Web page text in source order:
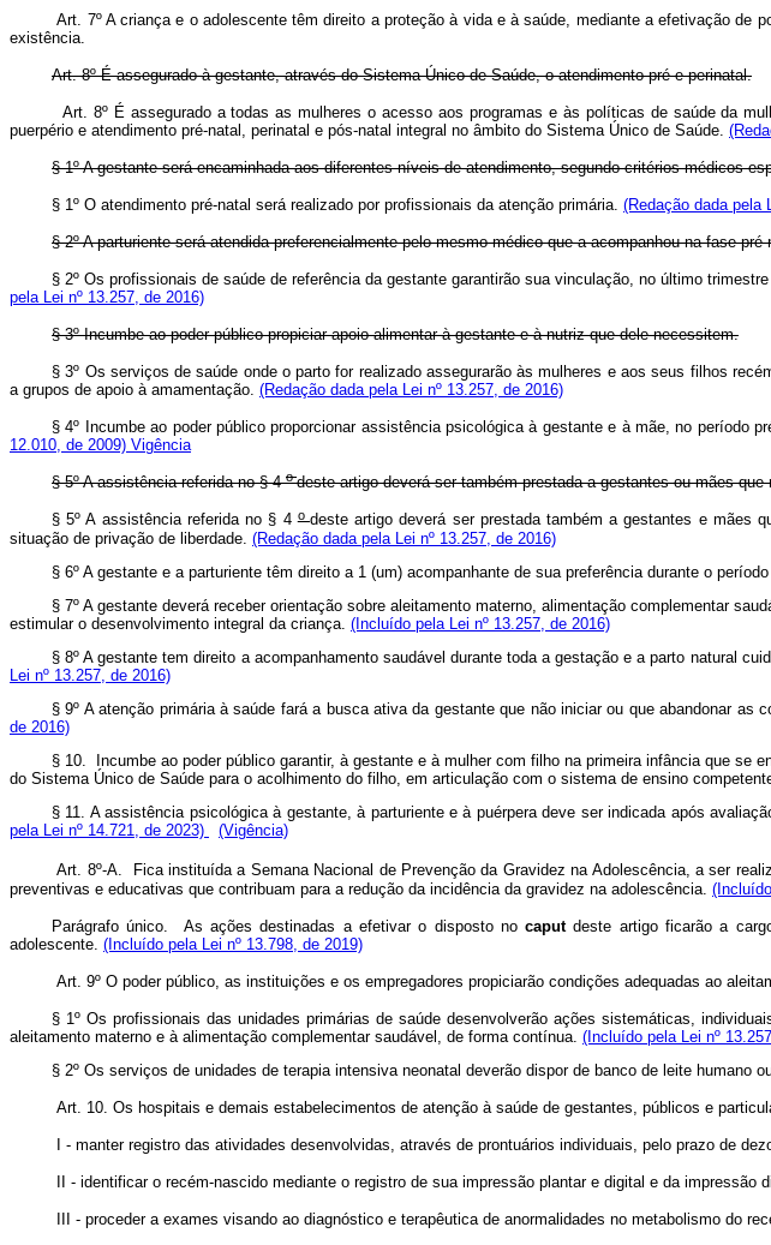
Art. 7º A criança e o adolescente têm direito a proteção à vida e à saúde, mediante a efetivação
existência.
Art. 8º É assegurado à gestante, através do Sistema Único de Saúde, o atendimento pré e perinatal.
Art. 8º É assegurado a todas as mulheres o acesso aos programas e às políticas de saúde da
puerpério e atendimento pré-natal, perinatal e pós-natal integral no âmbito do Sistema Único de Saúde.
§ 1º A gestante será encaminhada aos diferentes níveis de atendimento, segundo critérios médicos
§ 1º O atendimento pré-natal será realizado por profissionais da atenção primária. (Redação dada pela
§ 2º A parturiente será atendida preferencialmente pelo mesmo médico que a acompanhou na fase
§ 2º Os profissionais de saúde de referência da gestante garantirão sua vinculação, no último
pela Lei nº 13.257, de 2016)
§ 3º Incumbe ao poder público propiciar apoio alimentar à gestante e à nutriz que dele necessitem.
§ 3º Os serviços de saúde onde o parto for realizado assegurarão às mulheres e aos seus filhos
a grupos de apoio à amamentação. (Redação dada pela Lei nº 13.257, de 2016)
§ 4º Incumbe ao poder público proporcionar assistência psicológica à gestante e à mãe, no período
12.010, de 2009) Vigência
§ 5º A assistência referida no § 4odeste artigo deverá ser também prestada a gestantes ou mães
§ 5º A assistência referida no § 4o deste artigo deverá ser prestada também a gestantes e mães
situação de privação de liberdade. (Redação dada pela Lei nº 13.257, de 2016)
§ 6º A gestante e a parturiente têm direito a 1 (um) acompanhante de sua preferência durante o
§ 7º A gestante deverá receber orientação sobre aleitamento materno, alimentação complementar
estimular o desenvolvimento integral da criança. (Incluído pela Lei nº 13.257, de 2016)
§ 8º A gestante tem direito a acompanhamento saudável durante toda a gestação e a parto natural
Lei nº 13.257, de 2016)
§ 9º A atenção primária à saúde fará a busca ativa da gestante que não iniciar ou que abandonar
de 2016)
§ 10. Incumbe ao poder público garantir, à gestante e à mulher com filho na primeira infância que se
do Sistema Único de Saúde para o acolhimento do filho, em articulação com o sistema de ensino
§ 11. A assistência psicológica à gestante, à parturiente e à puérpera deve ser indicada após
pela Lei nº 14.721, de 2023)
(Vigência)
Art. 8º-A. Fica instituída a Semana Nacional de Prevenção da Gravidez na Adolescência, a ser
preventivas e educativas que contribuam para a redução da incidência da gravidez na adolescência.
Parágrafo único. As ações destinadas a efetivar o disposto nocaputdeste artigo ficarão a
adolescente. (Incluído pela Lei nº 13.798, de 2019)
Art. 9º O poder público, as instituições e os empregadores propiciarão condições adequadas ao
§ 1º Os profissionais das unidades primárias de saúde desenvolverão ações sistemáticas,
aleitamento materno e à alimentação complementar saudável, de forma contínua. (Incluído pela Lei nº
§ 2º Os serviços de unidades de terapia intensiva neonatal deverão dispor de banco de leite humano
Art. 10. Os hospitais e demais estabelecimentos de atenção à saúde de gestantes, públicos e
I - manter registro das atividades desenvolvidas, através de prontuários individuais, pelo prazo de
II - identificar o recém-nascido mediante o registro de sua impressão plantar e digital e da
III - proceder a exames visando ao diagnóstico e terapêutica de anormalidades no metabolismo do